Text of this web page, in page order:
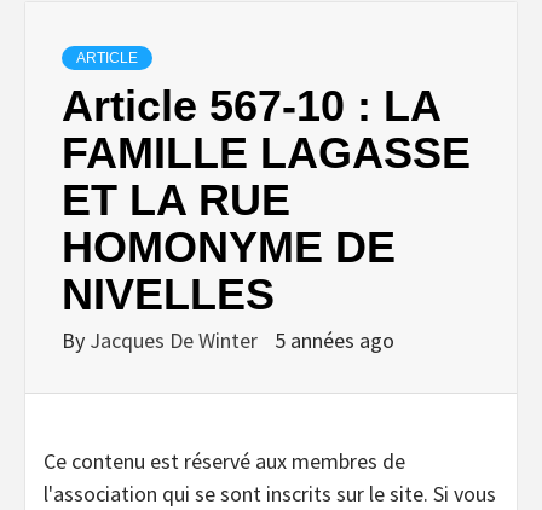
ARTICLE
Article 567-10 : LA
FAMILLE LAGASSE
ET LA RUE
HOMONYME DE
NIVELLES
By Jacques De Winter 5 années ago
Ce contenu est réservé aux membres de
l'association qui se sont inscrits sur le site. Si vous